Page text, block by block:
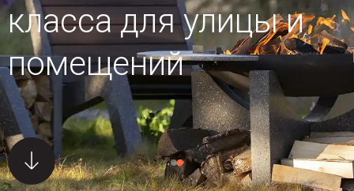
класса для улицыи
помещений